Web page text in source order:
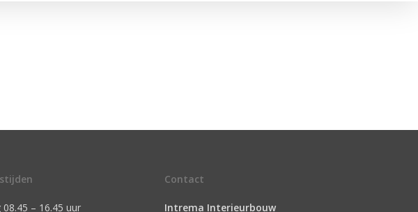
– 16.45 uur
Contact
Intrema Interieurbouw